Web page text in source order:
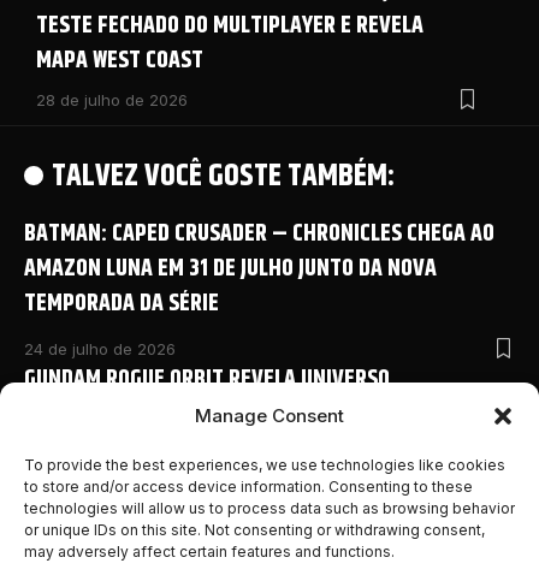
Manage Consent
To provide the best experiences, we use technologies like cookies
to store and/or access device information. Consenting to these
technologies will allow us to process data such as browsing behavior
or unique IDs on this site. Not consenting or withdrawing consent,
may adversely affect certain features and functions.
TESTE FECHADO DO MULTIPLAYER E REVELA
MAPA WEST COAST
28 de julho de 2026
TALVEZ VOCÊ GOSTE TAMBÉM:
BATMAN: CAPED CRUSADER – CHRONICLES CHEGA AO
AMAZON LUNA EM 31 DE JULHO JUNTO DA NOVA
TEMPORADA DA SÉRIE
24 de julho de 2026
GUNDAM ROGUE ORBIT REVELA UNIVERSO
COMPARTILHADO COM NOVO ANIME E DETALHES
24 de julho de 2026
MONSTER HUNTER OUTLANDERS ABRE PRÉ-REGISTRO E
REVELA NOVOS DETALHES DA AVENTURA MOBILE DA